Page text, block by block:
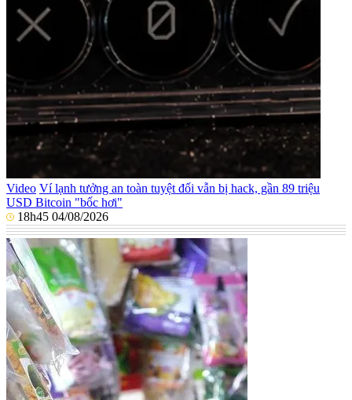
Video Ví lạnh tưởng an toàn tuyệt đối vẫn bị hack, gần 89 triệu
USD Bitcoin "bốc hơi"
18h45 04/08/2026